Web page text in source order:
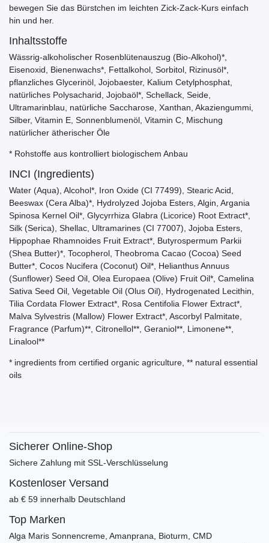
bewegen Sie das Bürstchen im leichten Zick-Zack-Kurs einfach
hin und her.
Inhaltsstoffe
Wässrig-alkoholischer Rosenblütenauszug (Bio-Alkohol)*,
Eisenoxid, Bienenwachs*, Fettalkohol, Sorbitol, Rizinusöl*,
pflanzliches Glycerinöl, Jojobaester, Kalium Cetylphosphat,
natürliches Polysacharid, Jojobaöl*, Schellack, Seide,
Ultramarinblau, natürliche Saccharose, Xanthan, Akaziengummi,
Silber, Vitamin E, Sonnenblumenöl, Vitamin C, Mischung
natürlicher ätherischer Öle
* Rohstoffe aus kontrolliert biologischem Anbau
INCI (Ingredients)
Water (Aqua), Alcohol*, Iron Oxide (CI 77499), Stearic Acid,
Beeswax (Cera Alba)*, Hydrolyzed Jojoba Esters, Algin, Argania
Spinosa Kernel Oil*, Glycyrrhiza Glabra (Licorice) Root Extract*,
Silk (Serica), Shellac, Ultramarines (CI 77007), Jojoba Esters,
Hippophae Rhamnoides Fruit Extract*, Butyrospermum Parkii
(Shea Butter)*, Tocopherol, Theobroma Cacao (Cocoa) Seed
Butter*, Cocos Nucifera (Coconut) Oil*, Helianthus Annuus
(Sunflower) Seed Oil, Olea Europaea (Olive) Fruit Oil*, Camelina
Sativa Seed Oil, Vegetable Oil (Olus Oil), Hydrogenated Lecithin,
Tilia Cordata Flower Extract*, Rosa Centifolia Flower Extract*,
Malva Sylvestris (Mallow) Flower Extract*, Ascorbyl Palmitate,
Fragrance (Parfum)**, Citronellol**, Geraniol**, Limonene**,
Linalool**
* ingredients from certified organic agriculture, ** natural essential
oils
Sicherer Online-Shop
Sichere Zahlung mit SSL-Verschlüsselung
Kostenloser Versand
ab € 59 innerhalb Deutschland
Top Marken
Alga Maris Sonnencreme, Amanprana, Bioturm, CMD